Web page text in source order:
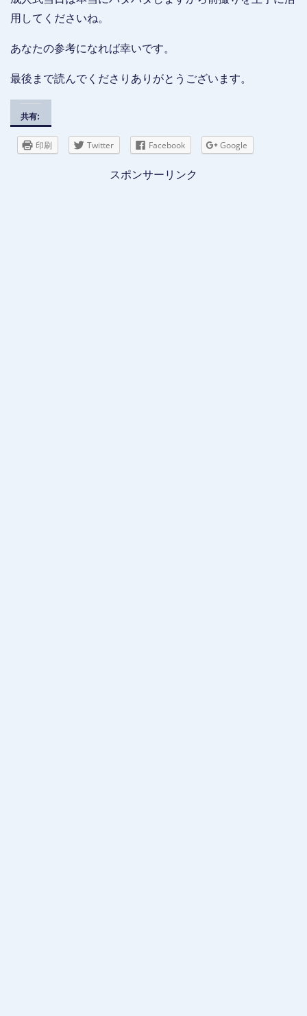
用してくださいね。
あなたの参考になれば幸いです。
最後まで読んでくださりありがとうございます。
共有:
印刷 Twitter Facebook Google
スポンサーリンク